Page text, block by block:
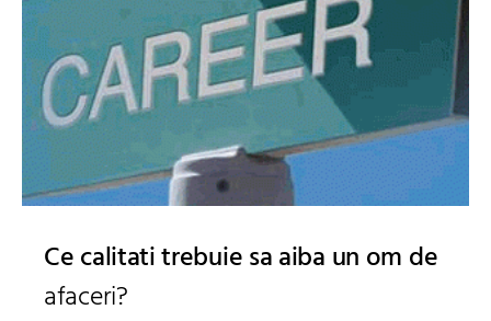
Ce calitati trebuie sa aiba un om de
afaceri?